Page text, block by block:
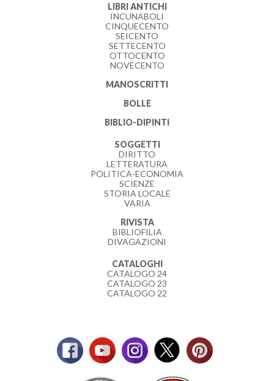
LIBRI ANTICHI
INCUNABOLI
CINQUECENTO
SEICENTO
SETTECENTO
OTTOCENTO
NOVECENTO
MANOSCRITTI
BOLLE
BIBLIO-DIPINTI
SOGGETTI
DIRITTO
LETTERATURA
POLITICA-ECONOMIA
SCIENZE
STORIA LOCALE
VARIA
RIVISTA
BIBLIOFILIA
DIVAGAZIONI
CATALOGHI
CATALOGO 24
CATALOGO 23
CATALOGO 22